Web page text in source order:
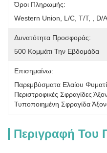
Όροι Πληρωμής:
Western Union, L/C, T/T, , D/
Δυνατότητα Προσφοράς:
500 Κομμάτι Την Εβδομάδα
Επισημαίνω:
Παρεμβύσματα Ελαίου
Περιστροφικές Σφραγίδες
Τυποποιημένη Σφραγίδα
Περιγραφή Του